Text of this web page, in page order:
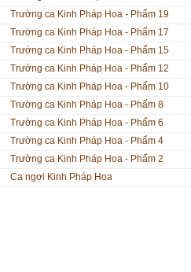
Trường ca Kinh Pháp Hoa - Phẩm 19
Trường ca Kinh Pháp Hoa - Phẩm 17
Trường ca Kinh Pháp Hoa - Phẩm 15
Trường ca Kinh Pháp Hoa - Phẩm 12
Trường ca Kinh Pháp Hoa - Phẩm 10
Trường ca Kinh Pháp Hoa - Phẩm 8
Trường ca Kinh Pháp Hoa - Phẩm 6
Trường ca Kinh Pháp Hoa - Phẩm 4
Trường ca Kinh Pháp Hoa - Phẩm 2
Ca ngợi Kinh Pháp Hoa